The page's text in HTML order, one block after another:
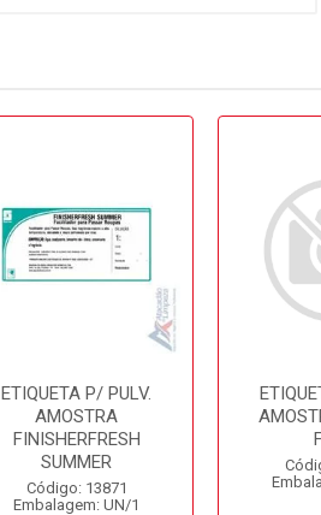
ETIQUETA P/ PULV.
AMOSTRA
FINISHERFRESH
SUMMER
Código: 13871
Embalagem: UN/1